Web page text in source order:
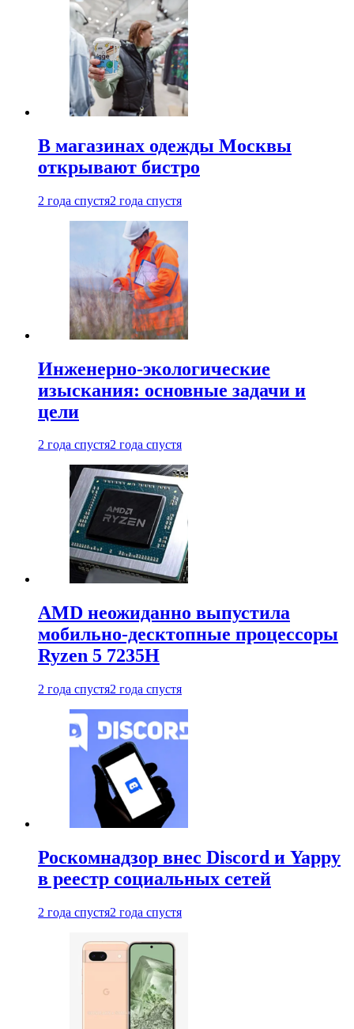
В магазинах одежды Москвы
открывают бистро
2 года спустя2 года спустя
Инженерно-экологические
изыскания: основные задачи и
цели
2 года спустя2 года спустя
AMD неожиданно выпустила
мобильно-десктопные процессоры
Ryzen 5 7235H
2 года спустя2 года спустя
Роскомнадзор внес Discord и Yappy
в реестр социальных сетей
2 года спустя2 года спустя